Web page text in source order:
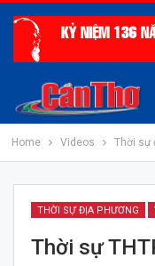
Home Videos Thời sự
THỜI SỰ ĐỊA PHƯƠNG
Thời sự